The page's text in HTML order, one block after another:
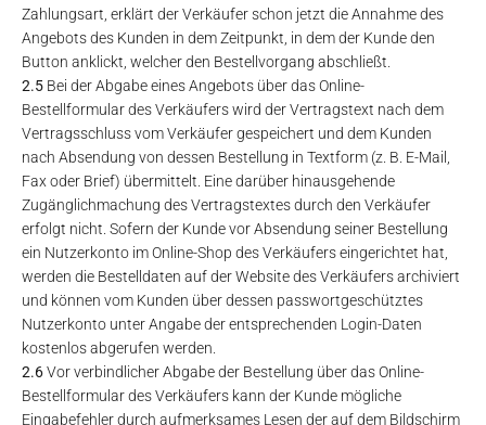
Zahlungsart, erklärt der Verkäufer schon jetzt die Annahme des
Angebots des Kunden in dem Zeitpunkt, in dem der Kunde den
Button anklickt, welcher den Bestellvorgang abschließt.
2.5 Bei der Abgabe eines Angebots über das Online-
Bestellformular des Verkäufers wird der Vertragstext nach dem
Vertragsschluss vom Verkäufer gespeichert und dem Kunden
nach Absendung von dessen Bestellung in Textform (z. B. E-Mail,
Fax oder Brief) übermittelt. Eine darüber hinausgehende
Zugänglichmachung des Vertragstextes durch den Verkäufer
erfolgt nicht. Sofern der Kunde vor Absendung seiner Bestellung
ein Nutzerkonto im Online-Shop des Verkäufers eingerichtet hat,
werden die Bestelldaten auf der Website des Verkäufers archiviert
und können vom Kunden über dessen passwortgeschütztes
Nutzerkonto unter Angabe der entsprechenden Login-Daten
kostenlos abgerufen werden.
2.6Vor verbindlicher Abgabe der Bestellung über das Online-
Bestellformular des Verkäufers kann der Kunde mögliche
Eingabefehler durch aufmerksames Lesen der auf dem Bildschirm